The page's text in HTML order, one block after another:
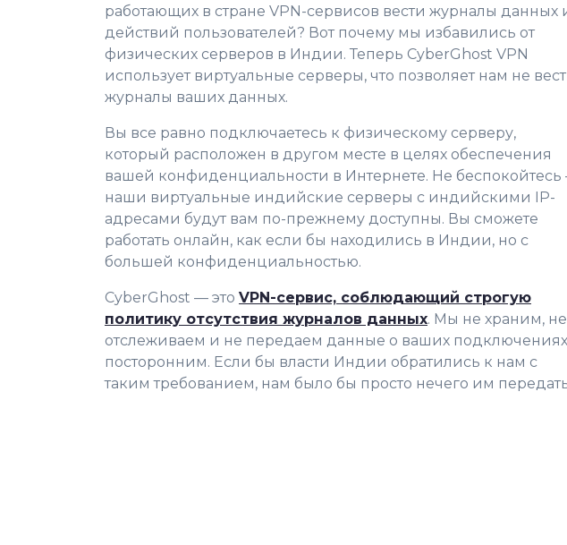
работающих в стране VPN-сервисов вести журналы данных
действий пользователей? Вот почему мы избавились от
физических серверов в Индии. Теперь CyberGhost VPN
использует виртуальные серверы, что позволяет нам не
журналы ваших данных.
Вы все равно подключаетесь к физическому серверу,
который расположен в другом месте в целях обеспечения
вашей конфиденциальности в Интернете. Не
наши виртуальные индийские серверы с индийскими IP-
адресами будут вам по-прежнему доступны. Вы сможете
работать онлайн, как если бы находились в Индии, но с
большей конфиденциальностью.
CyberGhost — это VPN-сервис, соблюдающий строгую
политику отсутствия журналов данных. Мы не храним, не
отслеживаем и не передаем данные о ваших подключениях
посторонним. Если бы власти Индии обратились к нам с
таким требованием, нам было бы просто нечего им